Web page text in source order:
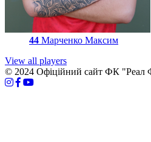
44 Марченко Максим
View all players
© 2024 Офіційний сайт ФК "Реал